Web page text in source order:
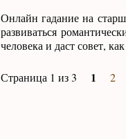
Онлайн гадание на
развиваться
человека и даст совет,
Страница 1 из 3 1 2